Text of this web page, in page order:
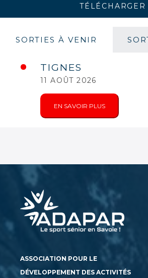
TÉLÉCHARGER
SORTIES À VENIR
TIGNES
11 AOÛT 2026
EN SAVOIR PLUS
ASSOCIATION POUR LE
DÉVELOPPEMENT DES ACTIVITÉS